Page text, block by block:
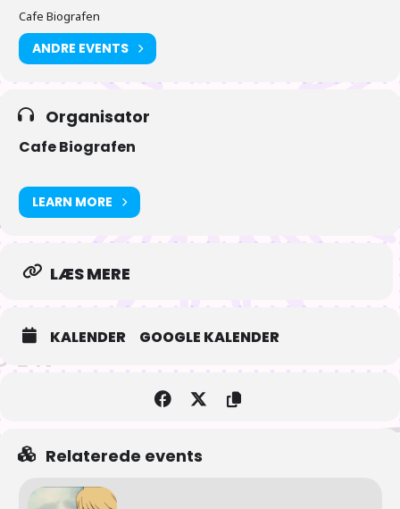
Ses vi?
Cafe Biografen
ANDRE EVENTS
Organisator
Cafe Biografen
LEARN MORE
LÆS MERE
KALENDER GOOGLE KALENDER
Relaterede events